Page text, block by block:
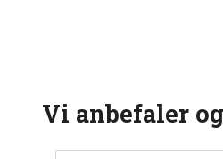
Vi anbefaler